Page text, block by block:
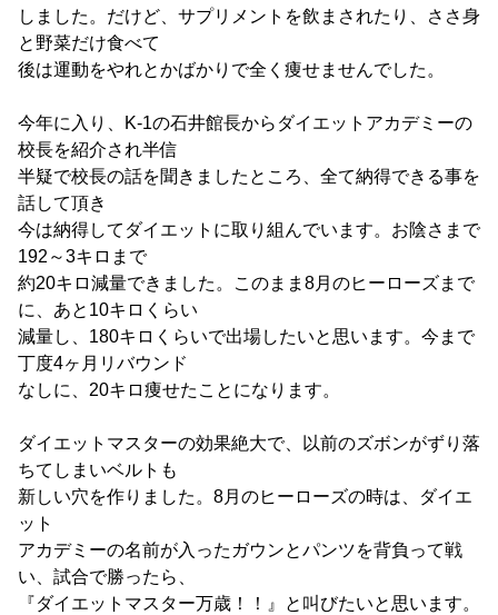
しました。だけど、サプリメントを飲まされたり、ささ身
と野菜だけ食べて
後は運動をやれとかばかりで全く痩せませんでした。
今年に入り、K-1の石井館長からダイエットアカデミーの
校長を紹介され半信
半疑で校長の話を聞きましたところ、全て納得できる事を
話して頂き
今は納得してダイエットに取り組んでいます。お陰さまで
192～3キロまで
約20キロ減量できました。このまま8月のヒーローズまで
に、あと10キロくらい
減量し、180キロくらいで出場したいと思います。今まで
丁度4ヶ月リバウンド
なしに、20キロ痩せたことになります。
ダイエットマスターの効果絶大で、以前のズボンがずり落
ちてしまいベルトも
新しい穴を作りました。8月のヒーローズの時は、ダイエ
ット
アカデミーの名前が入ったガウンとパンツを背負って戦
い、試合で勝ったら、
『ダイエットマスター万歳！！』と叫びたいと思います。